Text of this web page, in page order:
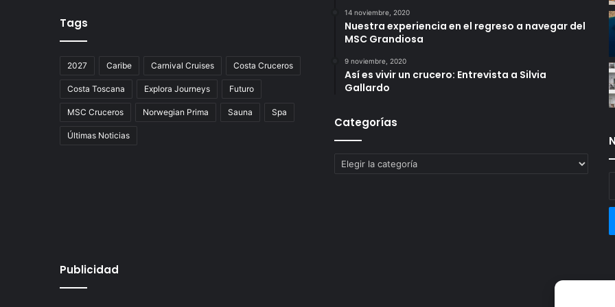
Tags
2027 Caribe Carnival Cruises Costa Cruceros
Costa Toscana Explora Journeys Futuro
MSC Cruceros Norwegian Prima Sauna Spa
Últimas Noticias
14 noviembre, 2020
Nuestra experiencia en el regreso a navegar del
MSC Grandiosa
9 noviembre, 2020
Así es vivir un crucero: Entrevista a Silvia
Gallardo
Categorías
Categorías
Publicidad